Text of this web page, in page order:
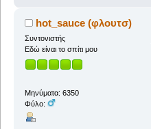
hot_sauce (φλουτσ)
Συντονιστής
Εδώ είναι το σπίτι μου
Μηνύματα: 6350
Φύλο: